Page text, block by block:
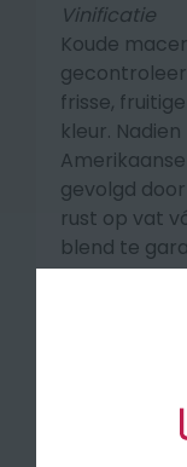
Vinificatie
Koude
frisse,
kleur.
gevolgd
rust op vat
blend te
Een
kokos,
n de mond
een frisse